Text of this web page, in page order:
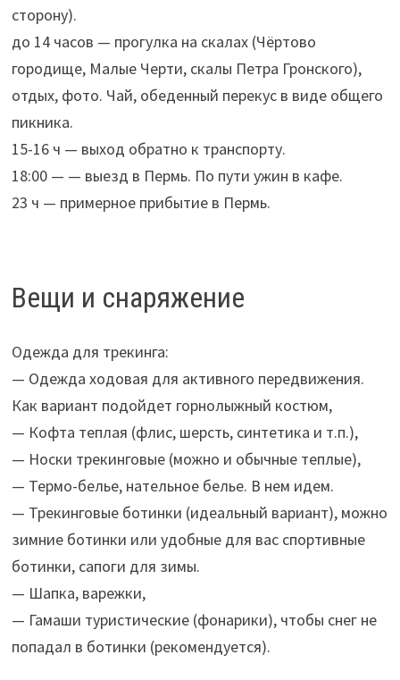
сторону).
до 14 часов — прогулка на скалах (Чёртово
городище, Малые Черти, скалы Петра Гронского),
отдых, фото. Чай, обеденный перекус в виде общего
пикника.
15-16 ч — выход обратно к транспорту.
18:00 — — выезд в Пермь. По пути ужин в кафе.
23 ч — примерное прибытие в Пермь.
Вещи и снаряжение
Одежда для трекинга:
— Одежда ходовая для активного передвижения.
Как вариант подойдет горнолыжный костюм,
— Кофта теплая (флис, шерсть, синтетика и т.п.),
— Носки трекинговые (можно и обычные теплые),
— Термо-белье, нательное белье. В нем идем.
— Трекинговые ботинки (идеальный вариант), можно
зимние ботинки или удобные для вас спортивные
ботинки, сапоги для зимы.
— Шапка, варежки,
— Гамаши туристические (фонарики), чтобы снег не
попадал в ботинки (рекомендуется).